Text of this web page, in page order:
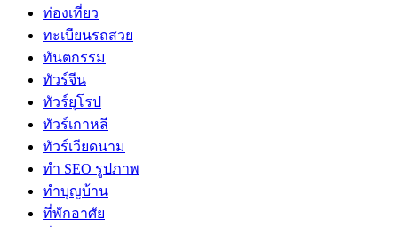
ท่องเที่ยว
ทะเบียนรถสวย
ทันตกรรม
ทัวร์จีน
ทัวร์ยุโรป
ทัวร์เกาหลี
ทัวร์เวียดนาม
ทำ SEO รูปภาพ
ทำบุญบ้าน
ที่พักอาศัย